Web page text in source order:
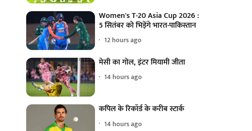
Women's T-20 Asia Cup 2026 :
5 सितंबर को भिड़ेंगे भारत-पाकिस्तान
12 hours ago
मेसी का गोल, इंटर मियामी जीता
14 hours ago
कपिल के रिकॉर्ड के करीब स्टार्क
14 hours ago